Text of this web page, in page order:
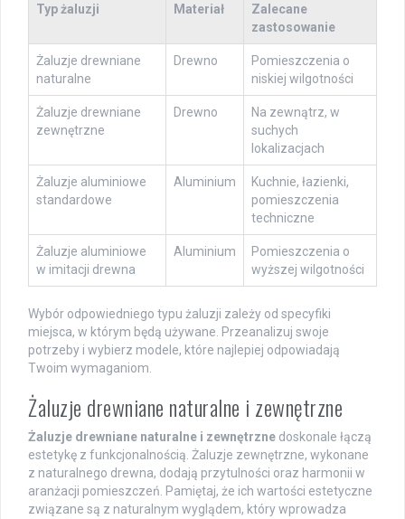
Typ żaluzji Materiał
Zalecane
zastosowanie
Żaluzje drewniane
naturalne
Drewno
Pomieszczenia o
niskiej wilgotności
Żaluzje drewniane
zewnętrzne
Drewno
Na zewnątrz, w
suchych
lokalizacjach
Żaluzje aluminiowe
standardowe
Aluminium
Kuchnie, łazienki,
pomieszczenia
techniczne
Żaluzje aluminiowe
w imitacji drewna
Aluminium
Pomieszczenia o
wyższej wilgotności
Wybór odpowiedniego typu żaluzji zależy od specyfiki
miejsca, w którym będą używane. Przeanalizuj swoje
potrzeby i wybierz modele, które najlepiej odpowiadają
Twoim wymaganiom.
Żaluzje drewniane naturalne i zewnętrzne
Żaluzje drewniane naturalne i zewnętrzne doskonale łączą
estetykę z funkcjonalnością. Żaluzje zewnętrzne, wykonane
z naturalnego drewna, dodają przytulności oraz harmonii w
aranżacji pomieszczeń. Pamiętaj, że ich wartości estetyczne
związane są z naturalnym wyglądem, który wprowadza